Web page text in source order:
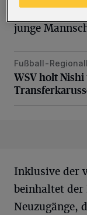
Stadion am
junge
WSV holt Nishi
Fußball-
WSV holt
Inklusive der
beinhaltet der
Neuzugänge,